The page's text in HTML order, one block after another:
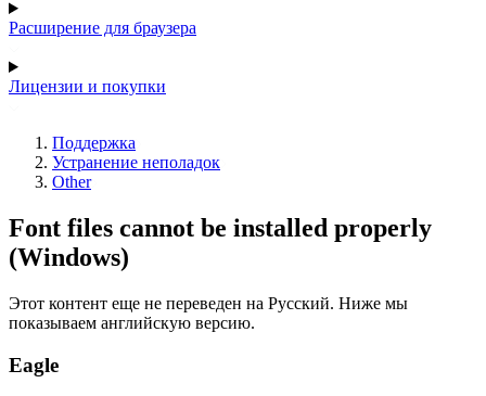
Расширение для браузера
Лицензии и покупки
Поддержка
Устранение неполадок
Other
Font files cannot be installed properly
(Windows)
Этот контент еще не переведен на Русский. Ниже мы
показываем английскую версию.
Eagle